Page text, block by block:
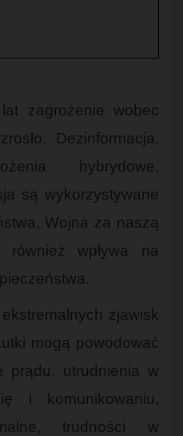
zagrożenie wobec
Dezinformacja,
hybrydowe,
są wykorzystywane
Wojna za naszą
również wpływa na
zjawisk
mogą powodować
prądu, utrudnienia w
i komunikowaniu,
trudności w